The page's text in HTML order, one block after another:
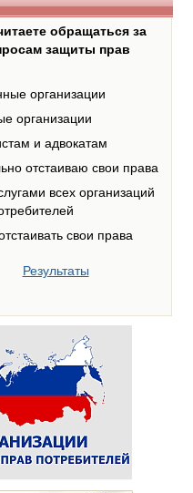
обращаться за
защиты прав
организации
организации
и адвокатам
отстаиваю свои права
всех организаций
свои права
Результаты